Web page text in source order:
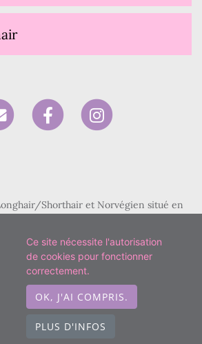
Shorthair et Norvégien situé en
race British Shorthair
Paris Royal Cattery 2026 - Site
Ce site nécessite l'autorisation
de cookies pour fonctionner
correctement.
OK, J'AI COMPRIS.
PLUS D'INFOS